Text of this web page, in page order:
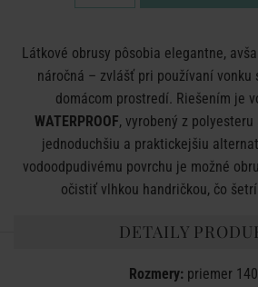
Látkové obrusy pôsobia elegantne,
náročná – zvlášť pri používaní vonku
domácom prostredí. Riešením je
WATERPROOF, vyrobený z polyesteru
jednoduchšiu a praktickejšiu
vodoodpudivému povrchu je možné
očistiť vlhkou handričkou, čo
DETAILY
Rozmery:priemer